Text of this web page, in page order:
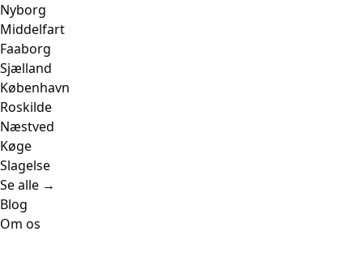
Nyborg
Middelfart
Faaborg
Sjælland
København
Roskilde
Næstved
Køge
Slagelse
Se alle →
Blog
Om os